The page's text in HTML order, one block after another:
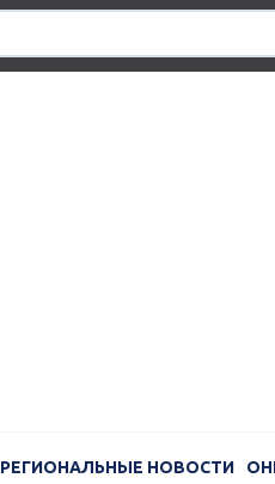
РЕГИОНАЛЬНЫЕ НОВОСТИ